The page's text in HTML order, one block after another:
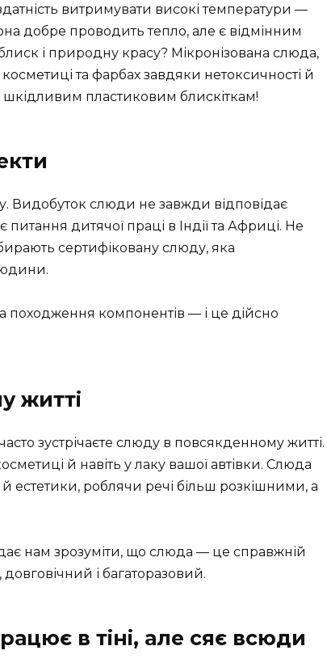
витримувати високі температури —
добре проводить тепло, але є відмінним
блиск і природну красу? Мікронізована слюда,
та фарбах завдяки нетоксичності й
шкідливим пластиковим блискіткам!
Видобуток слюди не завжди відповідає
дитячої праці в Індії та Африці. Не
сертифіковану слюду, яка
походження компонентів — і це дійсно
житті
зустрічаєте слюду в повсякденному житті.
й навіть у лаку вашої автівки. Слюда
естетики, роблячи речі більш розкішними, а
нам зрозуміти, що слюда — це справжній
і багаторазовий.
в тіні, але сяє всюди